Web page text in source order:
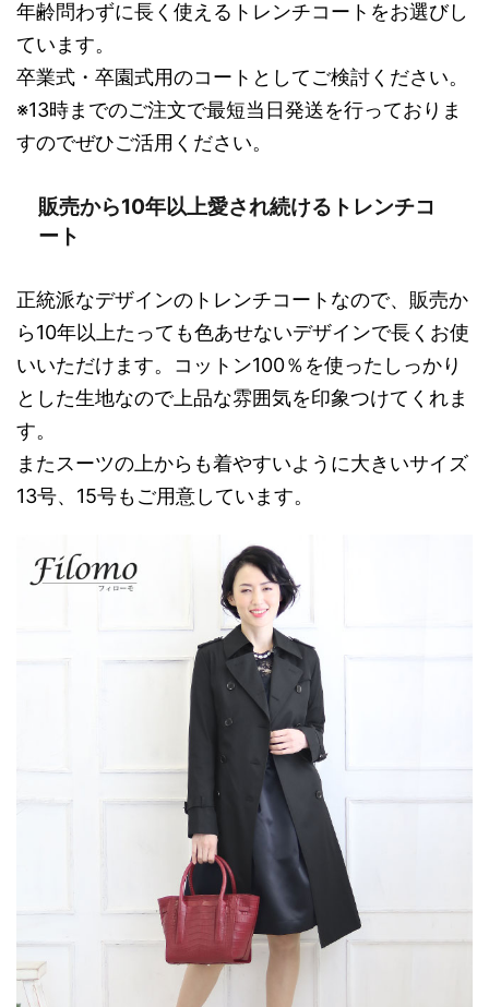
年齢問わずに長く使えるトレンチコートをお選びし
ています。
卒業式・卒園式用のコートとしてご検討ください。
※13時までのご注文で最短当日発送を行っておりま
すのでぜひご活用ください。
販売から10年以上愛され続けるトレンチコ
ート
正統派なデザインのトレンチコートなので、販売か
ら10年以上たっても色あせないデザインで長くお使
いいただけます。コットン100％を使ったしっかり
とした生地なので上品な雰囲気を印象つけてくれま
す。
またスーツの上からも着やすいように大きいサイズ
13号、15号もご用意しています。